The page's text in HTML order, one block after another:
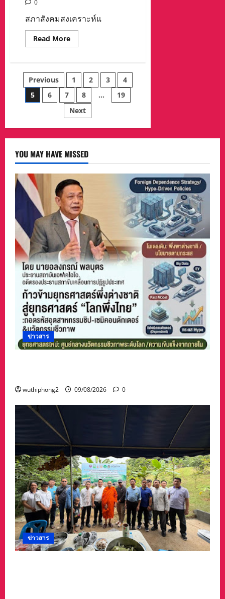
0
สภาสังคมสงเคราะห์แ
Read MoreRead
more
แห่ง
ประ
เทศ
ไทยฯ
เชิญ
ร่วม
งาน
คน
พิการ
ที่
56
ภาย
ใต้
แนวคิด
“พระ
บารมี
ปกเกล้า
เหล่า
คน
พิการ”
Posts
pagination
Previous 1 2 3
4
5
6 7 8 …
19
Next
YOU MAY HAVE MISSED
ข่าวสาร
wuthiphong2 09/08/2026 0
ข่าวสาร